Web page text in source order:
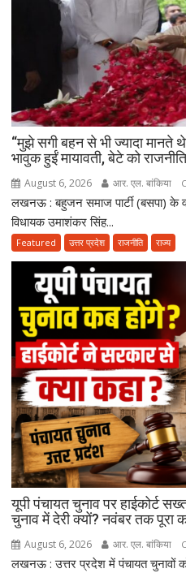
“मुझे सगी बहन से भी ज्यादा मानते
भावुक हुईं मायावती, बेटे को
August 6, 2026 आर. एल. बांकिया
लखनऊ : बहुजन समाज पार्टी (बसपा) के
विधायक उमाशंकर सिंह...
Featured उत्तर प्रदेश राजनीति राज्य
यूपी पंचायत चुनाव पर हाईकोर्ट
चुनाव में देरी क्यों? नवंबर तक पूरा
August 6, 2026 आर. एल. बांकिया
लखनऊ : उत्तर प्रदेश में पंचायत चुनावों को